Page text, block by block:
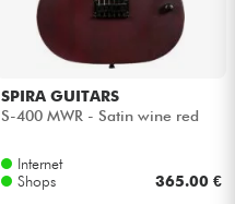
SPIRA GUITARS
S-400 MWR - Satin wine red
Internet
Shops
365.00 €